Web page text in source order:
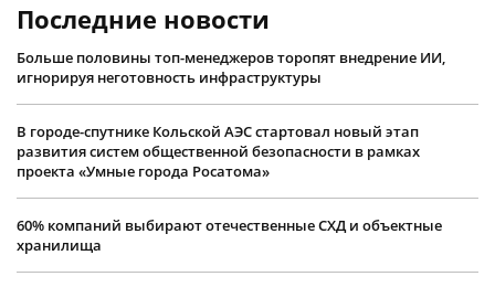
Последние новости
Больше половины топ-менеджеров торопят внедрение ИИ,
игнорируя неготовность инфраструктуры
В городе-спутнике Кольской АЭС стартовал новый этап
развития систем общественной безопасности в рамках
проекта «Умные города Росатома»
60% компаний выбирают отечественные СХД и объектные
хранилища